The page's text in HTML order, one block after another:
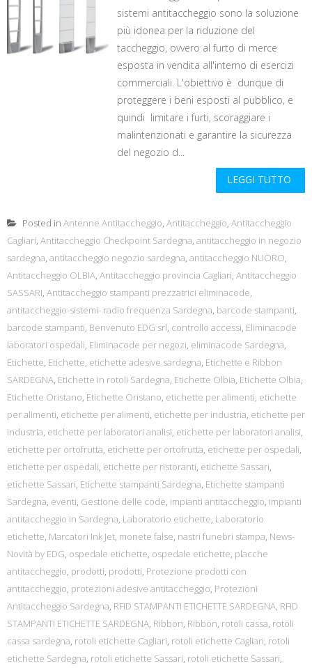
sistemi antitaccheggio sono la soluzione
più idonea per la riduzione del
taccheggio, ovvero al furto di merce
esposta in vendita all'interno di esercizi
commerciali. L'obiettivo è dunque di
proteggere i beni esposti al pubblico, e
quindi limitare i furti, scoraggiare i
malintenzionati e garantire la sicurezza
del negozio d...
LEGGI TUTTO
Posted in Antenne Antitaccheggio, Antitaccheggio, Antitaccheggio
Cagliari, Antitaccheggio Checkpoint Sardegna, antitaccheggio in negozio
sardegna, antitaccheggio negozio sardegna, antitaccheggio NUORO,
Antitaccheggio OLBIA, Antitaccheggio provincia Cagliari, Antitaccheggio
SASSARI, Antitaccheggio stampanti prezzatrici eliminacode,
antitaccheggio-sistemi- radio frequenza Sardegna, barcode stampanti,
barcode stampanti, Benvenuto EDG srl, controllo accessi, Eliminacode
laboratori ospedali, Eliminacode per negozi, eliminacode Sardegna,
Etichette, Etichette, etichette adesive sardegna, Etichette e Ribbon
SARDEGNA, Etichette in rotoli Sardegna, Etichette Olbia, Etichette Olbia,
Etichette Oristano, Etichette Oristano, etichette per alimenti, etichette
per alimenti, etichette per alimenti, etichette per industria, etichette per
industria, etichette per laboratori analisi, etichette per laboratori analisi,
etichette per ortofrutta, etichette per ortofrutta, etichette per ospedali,
etichette per ospedali, etichette per ristoranti, etichette Sassari,
etichette Sassari, Etichette stampanti Sardegna, Etichette stampanti
Sardegna, eventi, Gestione delle code, impianti antitaccheggio, impianti
antitaccheggio in Sardegna, Laboratorio etichette, Laboratorio
etichette, Marcatori Ink Jet, monete false, nastri funebri stampa, News-
Novità by EDG, ospedale etichette, ospedale etichette, placche
antitaccheggio, prodotti, prodotti, Protezione prodotti con
antitaccheggio, protezioni adesive antitaccheggio, Protezioni
Antitaccheggio Sardegna, RFID STAMPANTI ETICHETTE SARDEGNA, RFID
STAMPANTI ETICHETTE SARDEGNA, Ribbon, Ribbon, rotoli cassa, rotoli
cassa sardegna, rotoli etichette Cagliari, rotoli etichette Cagliari, rotoli
etichette Sardegna, rotoli etichette Sassari, rotoli etichette Sassari,